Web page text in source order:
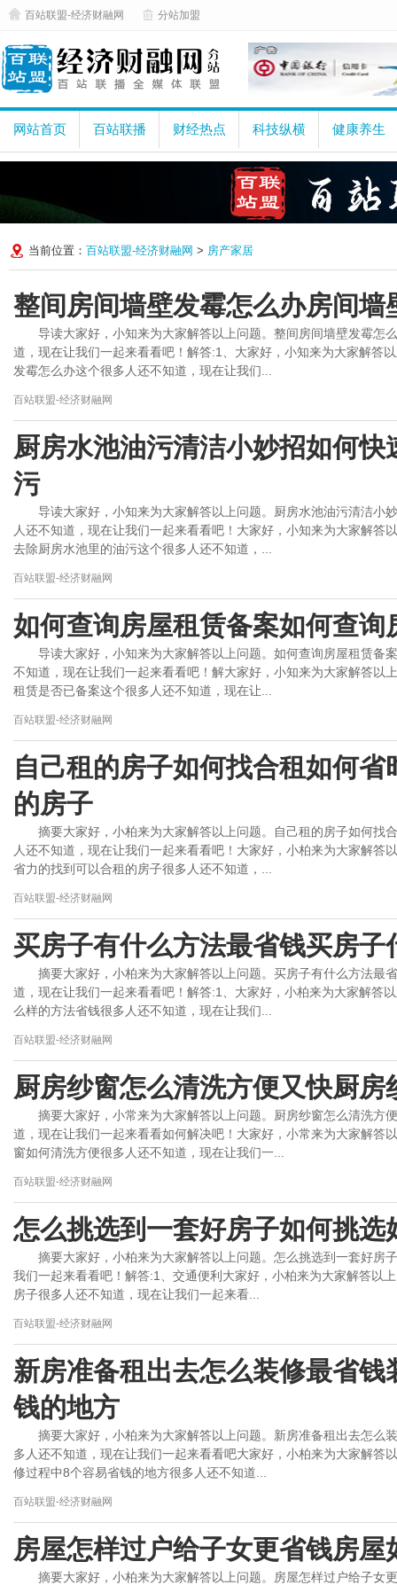
百站联盟-经济财融网 分站加盟
网站首页 百站联播 财经热点 科技纵横 健康养生
当前位置： 百站联盟-经济财融网 > 房产家居
整间房间墙壁发霉怎么办房间墙
导读大家好，小知来为大家解答以上问题。整间房间墙壁发霉怎
道，现在让我们一起来看看吧！解答:1、大家好，小知来为大家解答
发霉怎么办这个很多人还不知道，现在让我们...
百站联盟-经济财融网
厨房水池油污清洁小妙招如何
污
导读大家好，小知来为大家解答以上问题。厨房水池油污清洁小
人还不知道，现在让我们一起来看看吧！大家好，小知来为大家解答
去除厨房水池里的油污这个很多人还不知道，...
百站联盟-经济财融网
如何查询房屋租赁备案如何查询
导读大家好，小知来为大家解答以上问题。如何查询房屋租赁备
不知道，现在让我们一起来看看吧！解大家好，小知来为大家解答以
租赁是否已备案这个很多人还不知道，现在让...
百站联盟-经济财融网
自己租的房子如何找合租如何
的房子
摘要大家好，小柏来为大家解答以上问题。自己租的房子如何找
人还不知道，现在让我们一起来看看吧！大家好，小柏来为大家解答
省力的找到可以合租的房子很多人还不知道，...
百站联盟-经济财融网
买房子有什么方法最省钱买房子
摘要大家好，小柏来为大家解答以上问题。买房子有什么方法最
道，现在让我们一起来看看吧！解答:1、大家好，小柏来为大家解答
么样的方法省钱很多人还不知道，现在让我们...
百站联盟-经济财融网
厨房纱窗怎么清洗方便又快厨房
摘要大家好，小常来为大家解答以上问题。厨房纱窗怎么清洗方
道，现在让我们一起来看看如何解决吧！大家好，小常来为大家解答
窗如何清洗方便很多人还不知道，现在让我们一...
百站联盟-经济财融网
怎么挑选到一套好房子如何挑选
摘要大家好，小柏来为大家解答以上问题。怎么挑选到一套好房
我们一起来看看吧！解答:1、交通便利大家好，小柏来为大家解答以
房子很多人还不知道，现在让我们一起来看...
百站联盟-经济财融网
新房准备租出去怎么装修最省
钱的地方
摘要大家好，小柏来为大家解答以上问题。新房准备租出去怎么
多人还不知道，现在让我们一起来看看吧大家好，小柏来为大家解答
修过程中8个容易省钱的地方很多人还不知道...
百站联盟-经济财融网
房屋怎样过户给子女更省钱房屋
摘要大家好，小柏来为大家解答以上问题。房屋怎样过户给子女